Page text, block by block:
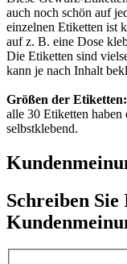
auch noch schön auf
einzelnen Etiketten ist
auf z. B. eine Dose
Die Etiketten sind
kann je nach Inhalt
Größen der Etiketten:
alle 30 Etiketten haben
selbstklebend.
Schreiben Sie